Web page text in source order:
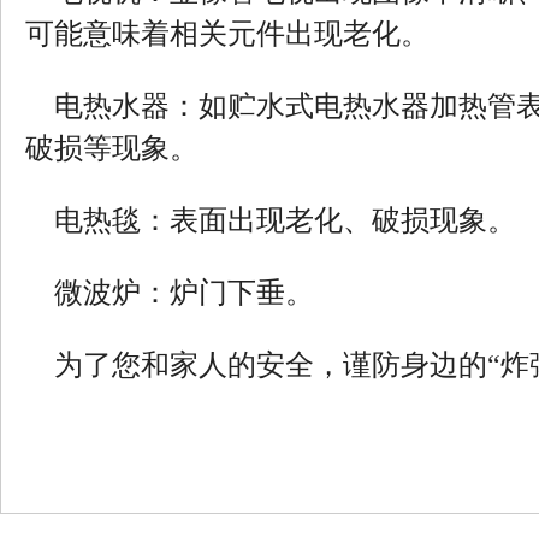
可能意味着相关元件出现老化。
电热水器：如贮水式电热水器加热管
破损等现象。
电热毯：表面出现老化、破损现象。
微波炉：炉门下垂。
为了您和家人的安全，谨防身边的“炸